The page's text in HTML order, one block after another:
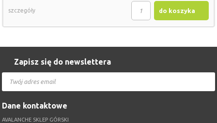
do koszyka
szczegóły
Zapisz się do newslettera
Dane kontaktowe
AVALANCHE SKLEP GÓRSKI